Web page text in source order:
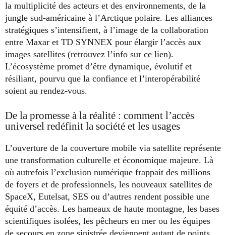
la multiplicité des acteurs et des environnements, de la
jungle sud-américaine à l’Arctique polaire. Les alliances
stratégiques s’intensifient, à l’image de la collaboration
entre Maxar et TD SYNNEX pour élargir l’accès aux
images satellites (retrouvez l’info sur ce lien).
L’écosystème promet d’être dynamique, évolutif et
résiliant, pourvu que la confiance et l’interopérabilité
soient au rendez-vous.
De la promesse à la réalité : comment l’accès
universel redéfinit la société et les usages
L’ouverture de la couverture mobile via satellite représente
une transformation culturelle et économique majeure. Là
où autrefois l’exclusion numérique frappait des millions
de foyers et de professionnels, les nouveaux satellites de
SpaceX, Eutelsat, SES ou d’autres rendent possible une
équité d’accès. Les hameaux de haute montagne, les bases
scientifiques isolées, les pêcheurs en mer ou les équipes